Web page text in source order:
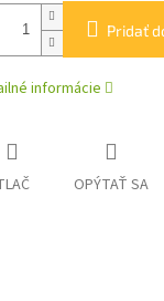
Pridať
informácie
OPÝTAŤ SA